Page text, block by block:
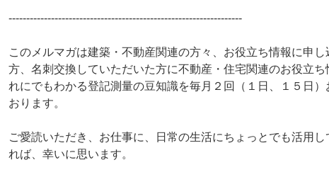
------------------------------------------------------------------
このメルマガは建築・不動産関連の方々、お役立ち情報に申し
方、名刺交換していただいた方に不動産・住宅関連のお役立ち
れにでもわかる登記測量の豆知識を毎月２回（１日、１５日）
おります。
ご愛読いただき、お仕事に、日常の生活にちょっとでも活用し
れば、幸いに思います。